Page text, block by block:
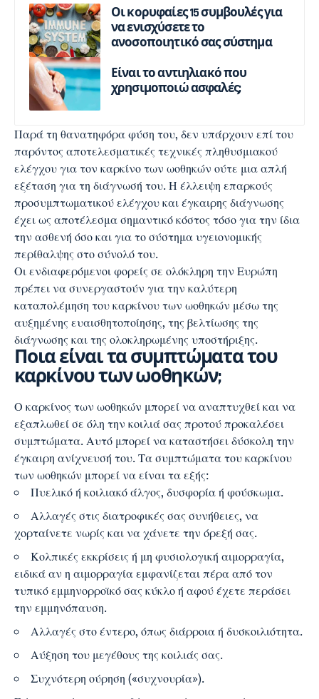
Οι κορυφαίες 15 συμβουλές για
να ενισχύσετε το
ανοσοποιητικό σας σύστημα
Είναι το αντιηλιακό που
χρησιμοποιώ ασφαλές;
Παρά τη θανατηφόρα φύση του, δεν υπάρχουν επί του
παρόντος αποτελεσματικές τεχνικές πληθυσμιακού
ελέγχου για τον καρκίνο των ωοθηκών ούτε μια απλή
εξέταση για τη διάγνωσή του. Η έλλειψη επαρκούς
προσυμπτωματικού ελέγχου και έγκαιρης διάγνωσης
έχει ως αποτέλεσμα σημαντικό κόστος τόσο για την ίδια
την ασθενή όσο και για το σύστημα υγειονομικής
περίθαλψης στο σύνολό του.
Οι ενδιαφερόμενοι φορείς σε ολόκληρη την Ευρώπη
πρέπει να συνεργαστούν για την καλύτερη
καταπολέμηση του καρκίνου των ωοθηκών μέσω της
αυξημένης ευαισθητοποίησης, της βελτίωσης της
διάγνωσης και της ολοκληρωμένης υποστήριξης.
Ποια είναι τα συμπτώματα του
καρκίνου των ωοθηκών;
Ο καρκίνος των ωοθηκών μπορεί να αναπτυχθεί και να
εξαπλωθεί σε όλη την κοιλιά σας προτού προκαλέσει
συμπτώματα. Αυτό μπορεί να καταστήσει δύσκολη την
έγκαιρη ανίχνευσή του. Τα συμπτώματα του καρκίνου
των ωοθηκών μπορεί να είναι τα εξής:
Πυελικό ή κοιλιακό άλγος, δυσφορία ή φούσκωμα.
Αλλαγές στις διατροφικές σας συνήθειες, να
χορταίνετε νωρίς και να χάνετε την όρεξή σας.
Κολπικές εκκρίσεις ή μη φυσιολογική αιμορραγία,
ειδικά αν η αιμορραγία εμφανίζεται πέρα από τον
τυπικό εμμηνορροϊκό σας κύκλο ή αφού έχετε περάσει
την εμμηνόπαυση.
Αλλαγές στο έντερο, όπως διάρροια ή δυσκοιλιότητα.
Αύξηση του μεγέθους της κοιλιάς σας.
Συχνότερη ούρηση («συχνουρία»).